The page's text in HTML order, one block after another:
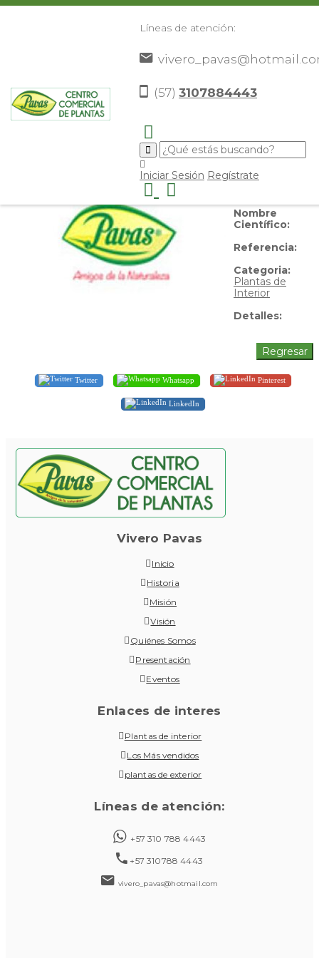
Líneas de atención:
(57) 3107884443
Iniciar Sesión Regístrate
Janet Craig
Común:
Nombre
Científico:
Referencia:
Categoria:
Plantas de
Interior
Detalles:
Twitter Whatsapp Pinterest
LinkedIn
Vivero Pavas
Inicio
Historia
Misión
Visión
Quiénes Somos
Presentación
Eventos
Enlaces de interes
Plantas de interior
Los Más vendidos
plantas de exterior
Líneas de atención:
+57 310 788 4443
+57 310788 4443
vivero_pavas@hotmail.com